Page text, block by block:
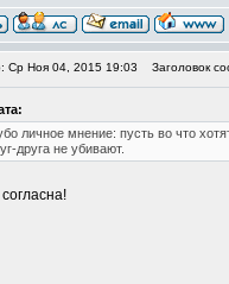
Ср Ноя 04, 2015 19:03 Заголовок
личное мнение: пусть во что
друга не убивают.